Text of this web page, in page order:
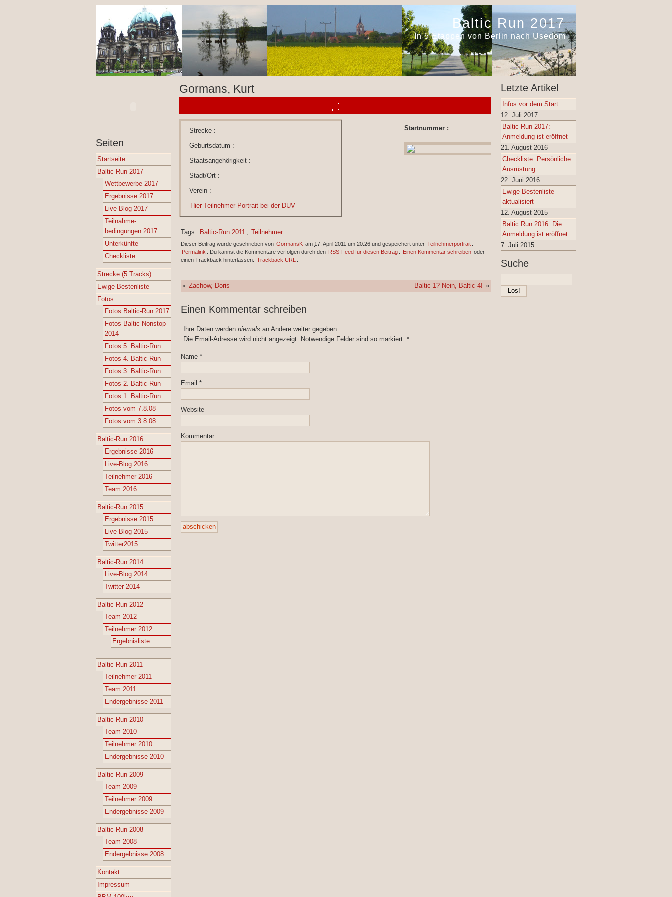
Baltic Run 2017
In 5 Etappen von Berlin nach Usedom
Seiten
Startseite
Baltic Run 2017
Wettbewerbe 2017
Ergebnisse 2017
Live-Blog 2017
Teilnahme-
bedingungen 2017
Unterkünfte
Checkliste
Strecke (5 Tracks)
Ewige Bestenliste
Fotos
Fotos Baltic-Run 2017
Fotos Baltic Nonstop
2014
Fotos 5. Baltic-Run
Fotos 4. Baltic-Run
Fotos 3. Baltic-Run
Fotos 2. Baltic-Run
Fotos 1. Baltic-Run
Fotos vom 7.8.08
Fotos vom 3.8.08
Baltic-Run 2016
Ergebnisse 2016
Live-Blog 2016
Teilnehmer 2016
Team 2016
Baltic-Run 2015
Ergebnisse 2015
Live Blog 2015
Twitter2015
Baltic-Run 2014
Live-Blog 2014
Twitter 2014
Baltic-Run 2012
Team 2012
Teilnehmer 2012
Ergebnisliste
Baltic-Run 2011
Teilnehmer 2011
Team 2011
Endergebnisse 2011
Baltic-Run 2010
Team 2010
Teilnehmer 2010
Endergebnisse 2010
Baltic-Run 2009
Team 2009
Teilnehmer 2009
Endergebnisse 2009
Baltic-Run 2008
Team 2008
Endergebnisse 2008
Kontakt
Impressum
Gormans, Kurt
, :
Strecke :
Geburtsdatum :
Staatsangehörigkeit :
Stadt/Ort :
Verein :
Hier Teilnehmer-Portrait bei der DUV
Startnummer :
Tags: Baltic-Run 2011 , Teilnehmer
Dieser Beitrag wurde geschrieben von GormansK am 17. April 2011 um 20:26 und gespeichert unter Teilnehmerportrait
Permalink
. Du kannst die Kommentare verfolgen durch den RSS-Feed für diesen Beitrag Einen Kommentar schreiben oder
einen Trackback hinterlassen: Trackback URL
« Zachow, Doris Baltic 1? Nein, Baltic 4! »
Einen Kommentar schreiben
Ihre Daten werden niemals an Andere weiter gegeben.
Die Email-Adresse wird nicht angezeigt. Notwendige Felder sind so markiert: *
Name *
Email *
Website
Kommentar
Letzte Artikel
Infos vor dem Start
12. Juli 2017
Baltic-Run 2017:
Anmeldung ist eröffnet
21. August 2016
Checkliste: Persönliche
Ausrüstung
22. Juni 2016
Ewige Bestenliste
aktualisiert
12. August 2015
Baltic Run 2016: Die
Anmeldung ist eröffnet
7. Juli 2015
Suche